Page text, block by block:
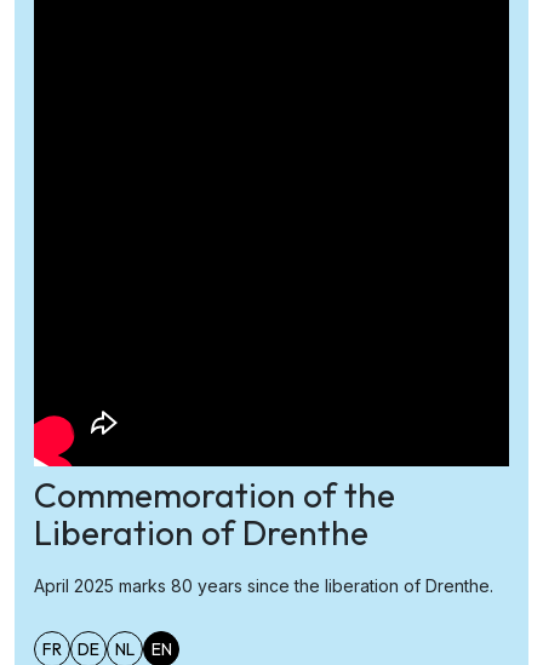
Commemoration of the
Liberation of Drenthe
April 2025 marks 80 years since the liberation of Drenthe.
FR DE NL EN